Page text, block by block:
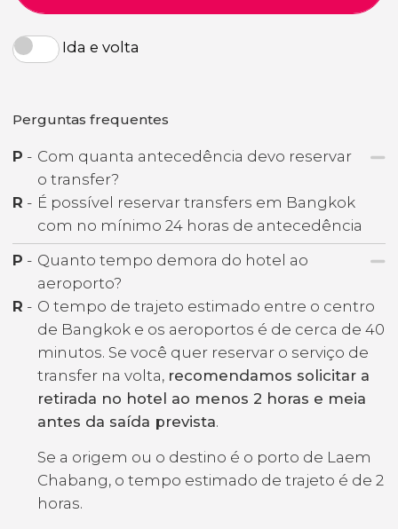
Ida e volta
Perguntas frequentes
P - Com quanta antecedência devo reservar
o transfer?
R - É possível reservar transfers em Bangkok
com no mínimo 24 horas de antecedência
P - Quanto tempo demora do hotel ao
aeroporto?
R - O tempo de trajeto estimado entre o centro
de Bangkok e os aeroportos é de cerca de 40
minutos. Se você quer reservar o serviço de
transfer na volta, recomendamos solicitar a
retirada no hotel ao menos 2 horas e meia
antes da saída prevista.
Se a origem ou o destino é o porto de Laem
Chabang, o tempo estimado de trajeto é de 2
horas.